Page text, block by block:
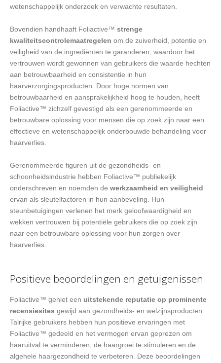
wetenschappelijk onderzoek en verwachte resultaten.
Bovendien handhaaft Foliactive™ strenge
kwaliteitscontrolemaatregelen om de zuiverheid, potentie en
veiligheid van de ingrediënten te garanderen, waardoor het
vertrouwen wordt gewonnen van gebruikers die waarde hechten
aan betrouwbaarheid en consistentie in hun
haarverzorgingsproducten. Door hoge normen van
betrouwbaarheid en aansprakelijkheid hoog te houden, heeft
Foliactive™ zichzelf gevestigd als een gerenommeerde en
betrouwbare oplossing voor mensen die op zoek zijn naar een
effectieve en wetenschappelijk onderbouwde behandeling voor
haarverlies.
Gerenommeerde figuren uit de gezondheids- en
schoonheidsindustrie hebben Foliactive™ publiekelijk
onderschreven en noemden de werkzaamheid en veiligheid
ervan als sleutelfactoren in hun aanbeveling. Hun
steunbetuigingen verlenen het merk geloofwaardigheid en
wekken vertrouwen bij potentiële gebruikers die op zoek zijn
naar een betrouwbare oplossing voor hun zorgen over
haarverlies.
Positieve beoordelingen en getuigenissen
Foliactive™ geniet een uitstekende reputatie op prominente
recensiesites gewijd aan gezondheids- en welzijnsproducten.
Talrijke gebruikers hebben hun positieve ervaringen met
Foliactive™ gedeeld en het vermogen ervan geprezen om
haaruitval te verminderen, de haargroei te stimuleren en de
algehele haargezondheid te verbeteren. Deze beoordelingen